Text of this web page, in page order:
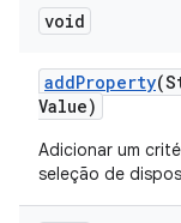
void
addProperty
Value)
Adicionar um
seleção de